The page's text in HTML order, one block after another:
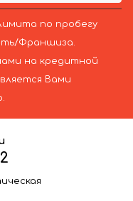
по пробегу
Франшиза.
на кредитной
Вами